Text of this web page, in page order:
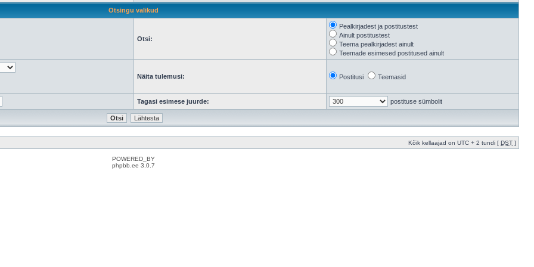
Otsingu valikud
Otsi:
Pealkirjadest ja postitustest
Ainult postitustest
Teema pealkirjadest ainult
Teemade esimesed postitused ainult
Näita tulemusi: Postitusi Teemasid
Tagasi esimese juurde: postituse sümbolit
Kõik kellaajad on UTC + 2 tundi [ DST ]
POWERED_BY
phpbb.ee 3.0.7